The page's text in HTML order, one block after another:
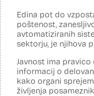
Edina pot do
poštenost,
avtomatiziranih
sektorju, je njihova
Javnost ima
informacij o
kako organi
življenja